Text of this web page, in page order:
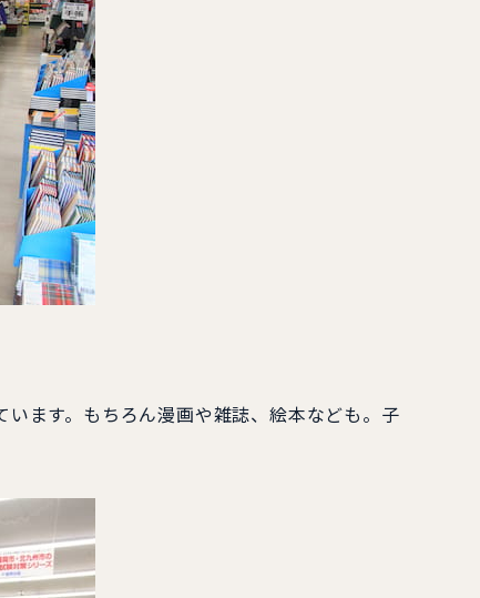
ます。もちろん漫画や雑誌、絵本なども。子